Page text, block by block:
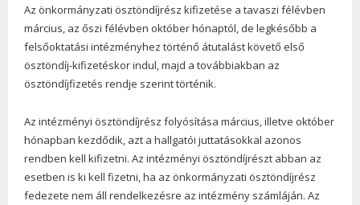
Az önkormányzati ösztöndíjrész kifizetése a tavaszi félévben
március, az őszi félévben október hónaptól, de legkésőbb a
felsőoktatási intézményhez történő átutalást követő első
ösztöndíj-kifizetéskor indul, majd a továbbiakban az
ösztöndíjfizetés rendje szerint történik.
Az intézményi ösztöndíjrész folyósítása március, illetve október
hónapban kezdődik, azt a hallgatói juttatásokkal azonos
rendben kell kifizetni. Az intézményi ösztöndíjrészt abban az
esetben is ki kell fizetni, ha az önkormányzati ösztöndíjrész
fedezete nem áll rendelkezésre az intézmény számláján. Az